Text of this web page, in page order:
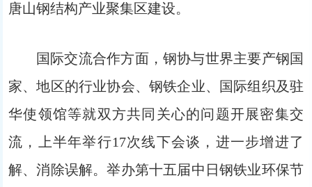
唐山钢结构产业聚集区建设。
国际交流合作方面，钢协与世界主要产钢国
家、地区的行业协会、钢铁企业、国际组织及驻
华使领馆等就双方共同关心的问题开展密集交
流，上半年举行17次线下会谈，进一步增进了
解、消除误解。举办第十五届中日钢铁业环保节